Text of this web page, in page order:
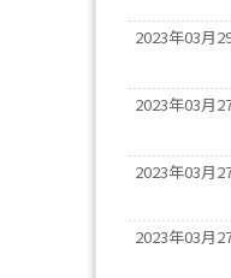
2023年03月
2023年03月
2023年03月
2023年03月